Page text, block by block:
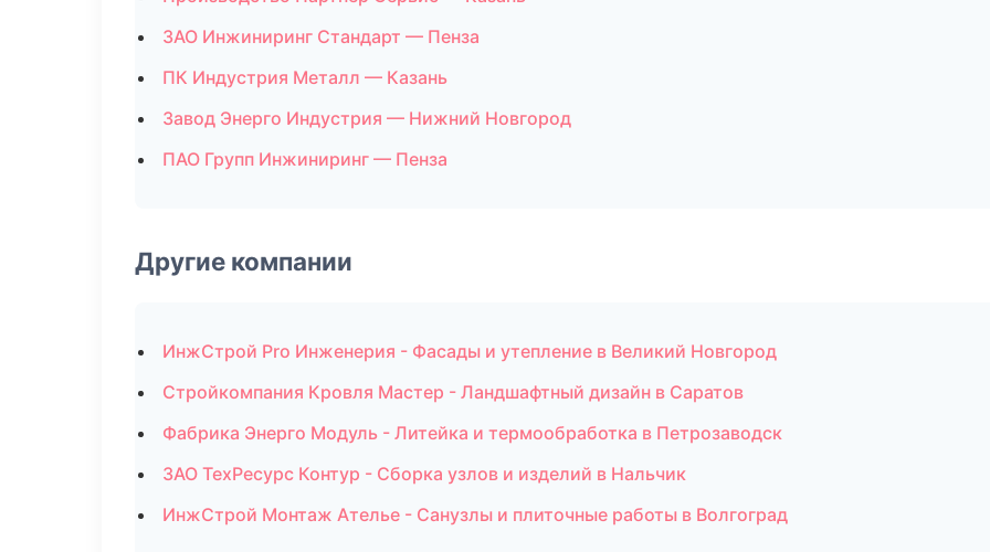
ЗАО Инжиниринг Стандарт — Пенза
ПК Индустрия Металл — Казань
Завод Энерго Индустрия — Нижний Новгород
ПАО Групп Инжиниринг — Пенза
Другие компании
ИнжСтрой Pro Инженерия - Фасады и утепление в Великий Новгород
Стройкомпания Кровля Мастер - Ландшафтный дизайн в Саратов
Фабрика Энерго Модуль - Литейка и термообработка в Петрозаводск
ЗАО ТехРесурс Контур - Сборка узлов и изделий в Нальчик
ИнжСтрой Монтаж Ателье - Санузлы и плиточные работы в Волгоград